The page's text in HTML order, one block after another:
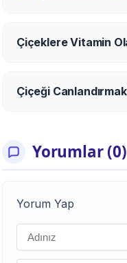
Çiçeklere Vitamin
Çiçeği
Yorumlar (0)
Yorum Yap